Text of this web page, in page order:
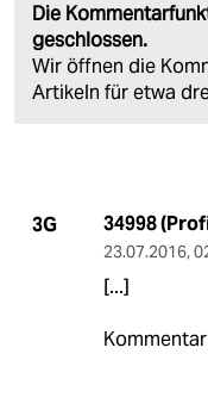
Die
geschlossen.
Wir öffnen die
Artikeln für etwa
3G 34998
23.07.2016,
[...]